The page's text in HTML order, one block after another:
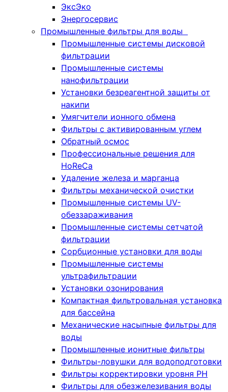
ЭксЭко
Энергосервис
Промышленные фильтры для воды
Промышленные системы дисковой
фильтрации
Промышленные системы
нанофильтрации
Установки безреагентной защиты от
накипи
Умягчители ионного обмена
Фильтры с активированным углем
Обратный осмос
Профессиональные решения для
HoReCa
Удаление железа и марганца
Фильтры механической очистки
Промышленные системы UV-
обеззараживания
Промышленные системы сетчатой
фильтрации
Сорбционные установки для воды
Промышленные системы
ультрафильтрации
Установки озонирования
Компактная фильтровальная установка
для бассейна
Механические насыпные фильтры для
воды
Промышленные ионитные фильтры
Фильтры-ловушки для водоподготовки
Фильтры корректировки уровня PH
Фильтры для обезжелезивания воды